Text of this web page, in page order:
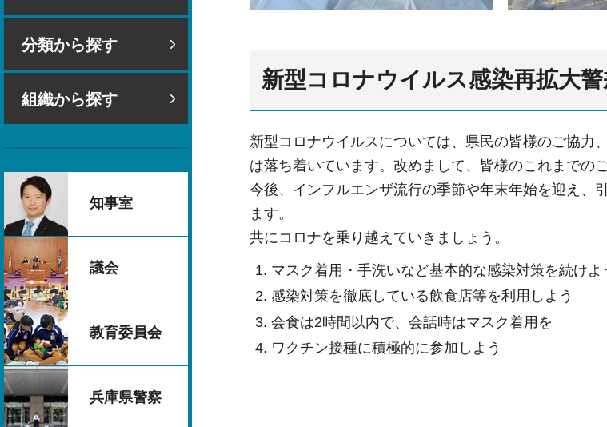
分類から探す
組織から探す
知事室
議会
教育委員会
兵庫県警察
新型コロナウイルス感染再拡大
新型コロナウイルスについては、県民の皆様のご協力
は落ち着いています。改めまして、皆様のこれまでの
今後、インフルエンザ流行の季節や年末年始を迎え、
ます。
共にコロナを乗り越えていきましょう。
マスク着用・手洗いなど基本的な感染対策を続けよ
感染対策を徹底している飲食店等を利用しよう
会食は2時間以内で、会話時はマスク着用を
ワクチン接種に積極的に参加しよう